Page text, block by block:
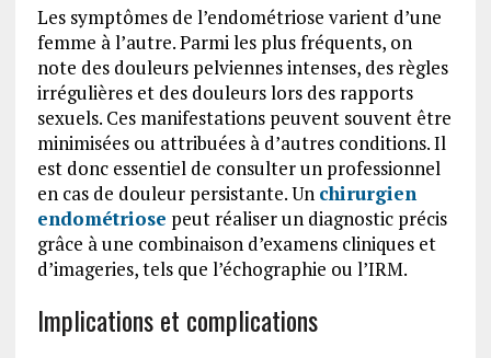
Les symptômes de l’endométriose varient d’une
femme à l’autre. Parmi les plus fréquents, on
note des douleurs pelviennes intenses, des règles
irrégulières et des douleurs lors des rapports
sexuels. Ces manifestations peuvent souvent être
minimisées ou attribuées à d’autres conditions. Il
est donc essentiel de consulter un professionnel
en cas de douleur persistante. Un chirurgien
endométriose peut réaliser un diagnostic précis
grâce à une combinaison d’examens cliniques et
d’imageries, tels que l’échographie ou l’IRM.
Implications et complications